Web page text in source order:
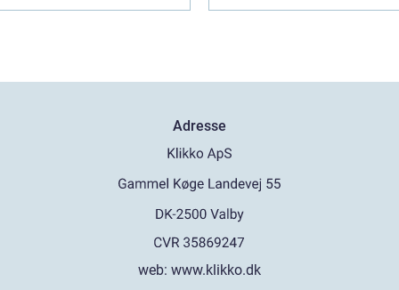
Adresse
web: www.klikko.dk